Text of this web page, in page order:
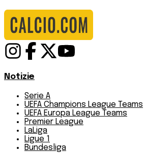
Notizie
Serie A
UEFA Champions League Teams
UEFA Europa League Teams
Premier League
LaLiga
Ligue 1
Bundesliga